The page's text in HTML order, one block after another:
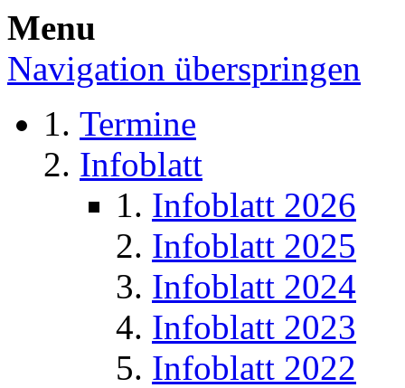
Menu
Navigation überspringen
Termine
Infoblatt
Infoblatt 2026
Infoblatt 2025
Infoblatt 2024
Infoblatt 2023
Infoblatt 2022